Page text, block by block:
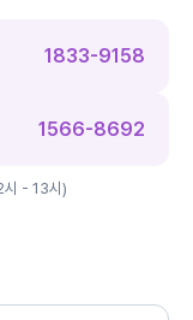
1833-9158
1566-8692
시 - 13시)